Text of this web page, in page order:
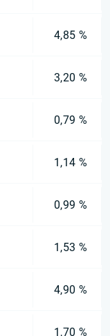
4,85 %
3,20 %
0,79 %
1,14 %
0,99 %
1,53 %
4,90 %
1,70 %